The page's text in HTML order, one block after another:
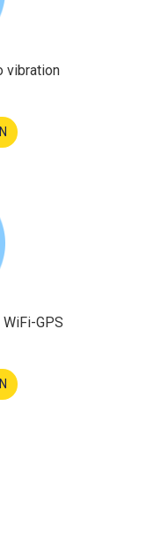
vibration
GPS